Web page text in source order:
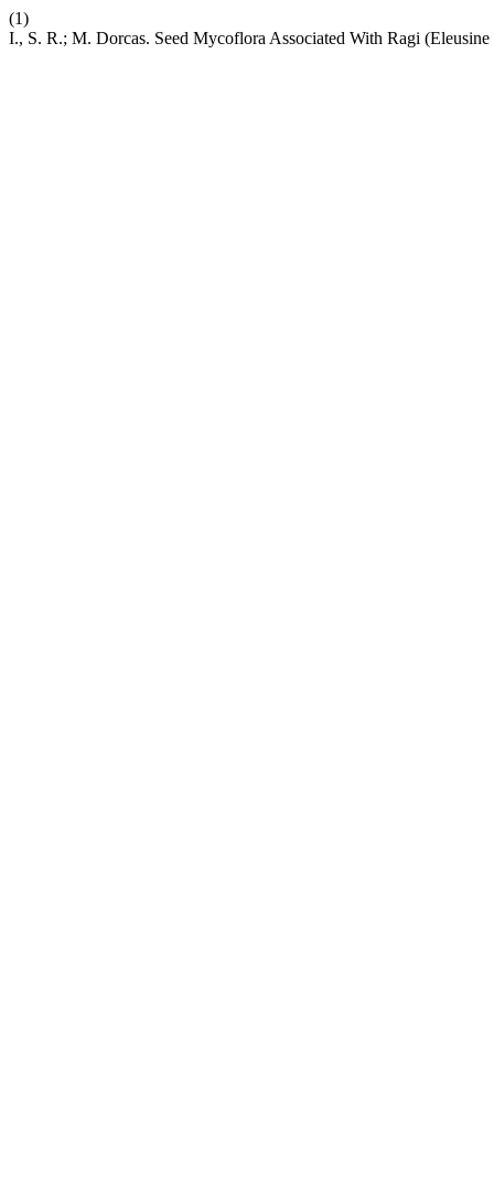
(1)
I., S. R.; M. Dorcas. Seed Mycoflora Associated With Ragi